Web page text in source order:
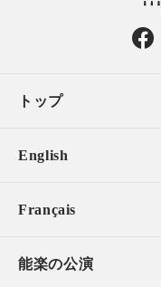
トップ
English
Français
能楽の公演